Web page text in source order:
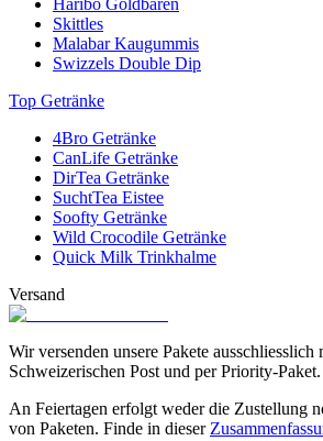
Skittles
Malabar Kaugummis
Swizzels Double Dip
Top Getränke
4Bro Getränke
CanLife Getränke
DirTea Getränke
SuchtTea Eistee
Soofty Getränke
Wild Crocodile Getränke
Quick Milk Trinkhalme
Versand
Wir versenden unsere Pakete ausschliesslich
Schweizerischen Post und per Priority-Paket.
An Feiertagen erfolgt weder die Zustellung
von Paketen. Finde in dieser